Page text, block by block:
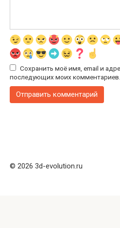
Сохранить моё имя, email и
последующих моих комментариев.
© 2026 3d-evolution.ru